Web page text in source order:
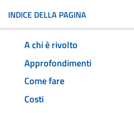
INDICE DELLA PAGINA
A chi è rivolto
Approfondimenti
Come fare
Costi